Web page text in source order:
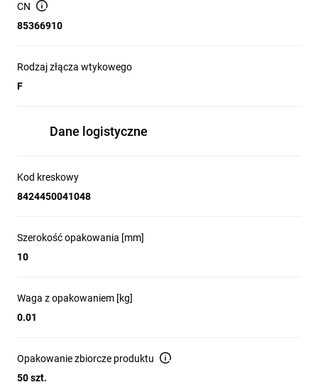
CN
85366910
Rodzaj złącza wtykowego
F
Dane logistyczne
Kod kreskowy
8424450041048
Szerokość opakowania [mm]
10
Waga z opakowaniem [kg]
0.01
Opakowanie zbiorcze produktu
50 szt.